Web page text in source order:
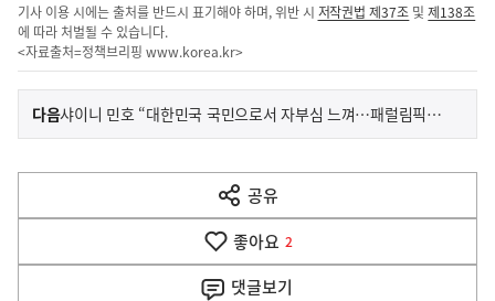
기사 이용 시에는 출처를 반드시 표기해야 하며, 위반 시 저작권법 제37조 및제138조
에 따라 처벌될 수 있습니다.
<자료출처=정책브리핑 www.korea.kr>
이
전
다
음
다음기
샤이니 민호 “대한민국 국민으로서 자부심 느껴…패럴림픽도 꼭 응원”
공유
열
기
좋아요 2
댓글보기